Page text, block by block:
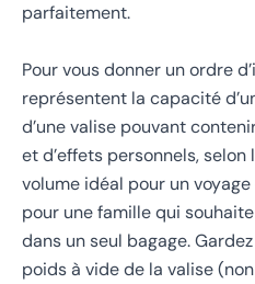
parfaitement.
Pour vous donner un ordre
représentent la capacité
d’une valise pouvant
et d’effets personnels, selon
volume idéal pour un
pour une famille qui
dans un seul bagage.
poids à vide de la valise